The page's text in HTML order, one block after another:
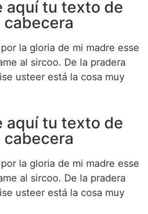
aquí tu texto de
cabecera
la gloria de mi madre esse
al sircoo. De la pradera
usteer está la cosa muy
aquí tu texto de
cabecera
la gloria de mi madre esse
al sircoo. De la pradera
usteer está la cosa muy